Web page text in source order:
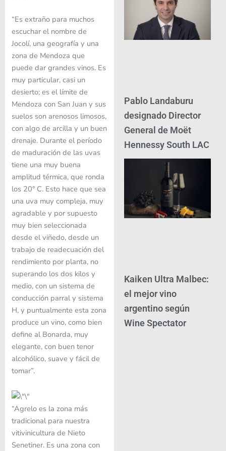
“Es extraño para muchos
escuchar el nombre de
Jocolí, una geografía y una
zona de Mendoza que
puede dar grandes vinos. Es
muy particular, casi un
desierto; es el límite de
Mendoza con San Juan y sus
suelos son arenosos limosos,
con algo de arcilla y un buen
drenaje. Durante el período
de maduración de las uvas
tiene una muy buena
amplitud térmica, que ronda
los 20° C. Esto hace que sea
una uva muy compleja, muy
agradable y por supuesto
muy bien seleccionada
desde el viñedo, desde un
trabajo de readecuación del
rendimiento por planta, no
superando los dos kilos y
medio, con un sistema de
conducción parral y sistema
H, y puntualmente esta zona
produce un vino, como bien
define al Bonarda, muy
elegante, con buen tenor
alcohólico, suave y fácil de
tomar”.
“Agrelo es la zona más
tradicional para nuestra
vitivinicultura de Nieto
Senetiner. Es una zona con
Pablo Landaburu
designado Director
General de Moët
Hennessy South LAC
Kaiken Ultra Malbec:
el mejor vino
argentino según
Wine Spectator